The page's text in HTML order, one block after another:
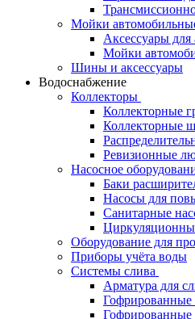
Мойки
Аксессуары для
Мойки
Шины и аксессуары
Водоснабжение
Коллекторы
Коллекторные
Коллекторные
Ревизионные
Насосное
Баки
Насосы для
Санитарные
Оборудование для
Приборы учёта воды
Системы слива
Арматура для
Гофрированные